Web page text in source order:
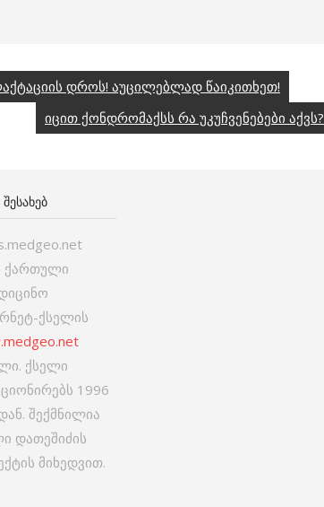
დროს! აუცილებლად წაიკითხეთ!
იცით ქონდრომაქსს რა უკუჩვენებები აქვს?
ქართული
ქსელის
ქსელი
1996
შექმნილია
დათეშიძის
მიხედვით.